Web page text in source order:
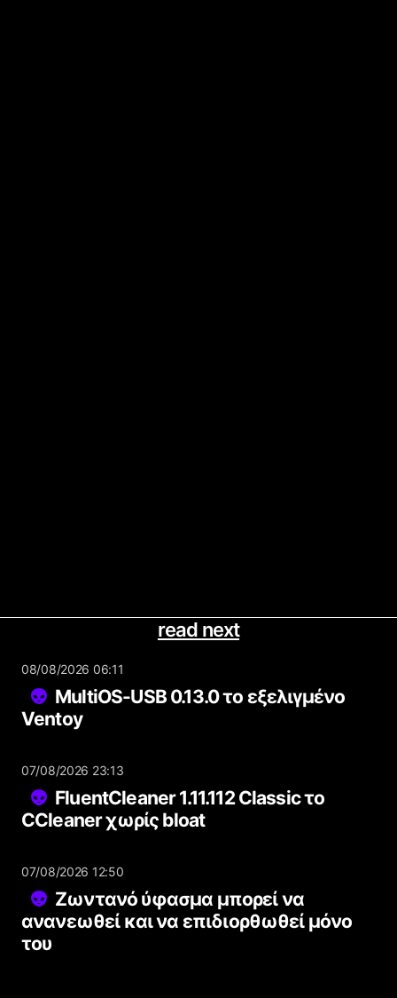
read next
08/08/2026 06:11
MultiOS-USB 0.13.0 το εξελιγμένο
Ventoy
07/08/2026 23:13
FluentCleaner 1.11.112 Classic το
CCleaner χωρίς bloat
07/08/2026 12:50
Ζωντανό ύφασμα μπορεί να
ανανεωθεί και να επιδιορθωθεί μόνο
του